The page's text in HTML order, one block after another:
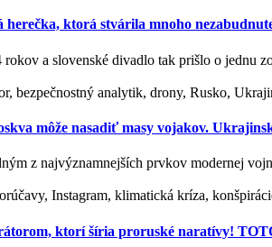
ktorá stvárila mnoho
a slovenské divadlo tak prišlo o
bezpečnostný analytik, drony, Rusko,
môže nasadiť masy vojakov.
z najvýznamnejších prvkov modernej
Instagram, klimatická kríza,
ktorí šíria proruské naratívy!